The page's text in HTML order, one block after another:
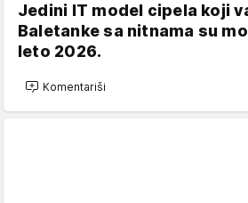
Jedini IT model cipela koji
Baletanke sa nitnama su
leto 2026.
Komentariši